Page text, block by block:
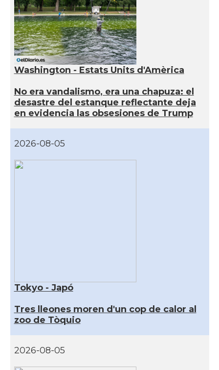
Washington - Estats Units d'Amèrica
No era vandalismo, era una chapuza: el
desastre del estanque reflectante deja
en evidencia las obsesiones de Trump
2026-08-05
Tokyo - Japó
Tres lleones moren d'un cop de calor al
zoo de Tòquio
2026-08-05